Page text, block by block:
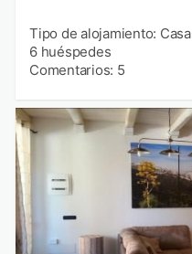
Tipo de alojamiento: Casa
6 huéspedes
Comentarios: 5